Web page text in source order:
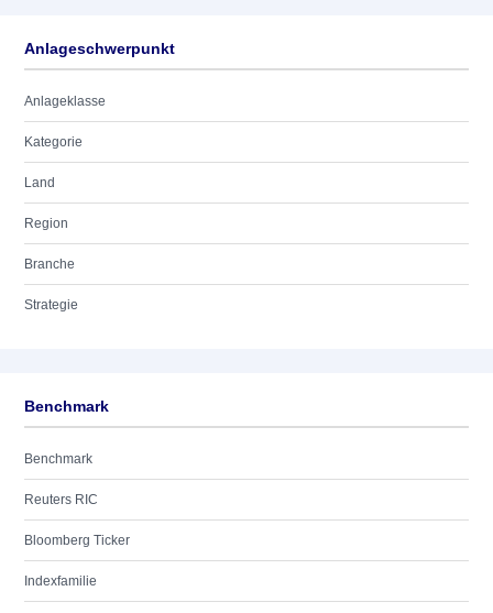
Anlageschwerpunkt
Anlageklasse
Kategorie
Land
Region
Branche
Strategie
Benchmark
Benchmark
Reuters RIC
Bloomberg Ticker
Indexfamilie